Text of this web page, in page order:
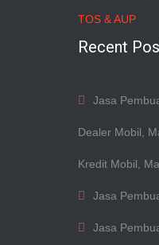
TOS & AUP
Recent
Jasa
Dealer Mobil,
Kredit Mobil,
Jasa
Jasa